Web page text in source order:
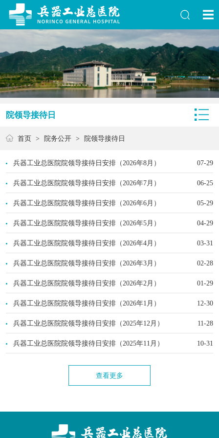
院领导接待日
首页 > 院务公开 > 院领导接待日
兵器工业总医院院领导接待日安排（2026年8月） 07-29
兵器工业总医院院领导接待日安排（2026年7月） 06-25
兵器工业总医院院领导接待日安排（2026年6月） 05-29
兵器工业总医院院领导接待日安排（2026年5月） 04-29
兵器工业总医院院领导接待日安排（2026年4月） 03-31
兵器工业总医院院领导接待日安排（2026年3月） 02-28
兵器工业总医院院领导接待日安排（2026年2月） 01-29
兵器工业总医院院领导接待日安排（2026年1月） 12-30
兵器工业总医院院领导接待日安排（2025年12月） 11-28
兵器工业总医院院领导接待日安排（2025年11月） 10-31
查看更多